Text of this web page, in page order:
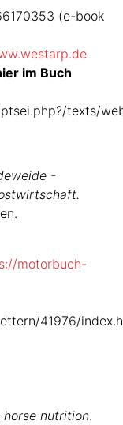
(e-book
im Buch
texts/
-
motorbuch-
41976/
nutrition.